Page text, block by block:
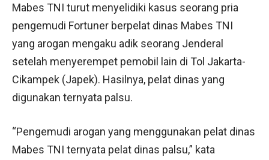
Mabes TNI turut menyelidiki kasus seorang pria
pengemudi Fortuner berpelat dinas Mabes TNI
yang arogan mengaku adik seorang Jenderal
setelah menyerempet pemobil lain di Tol Jakarta-
Cikampek (Japek). Hasilnya, pelat dinas yang
digunakan ternyata palsu.
“Pengemudi arogan yang menggunakan pelat dinas
Mabes TNI ternyata pelat dinas palsu,” kata